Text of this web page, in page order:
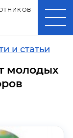
и статьи
молодых